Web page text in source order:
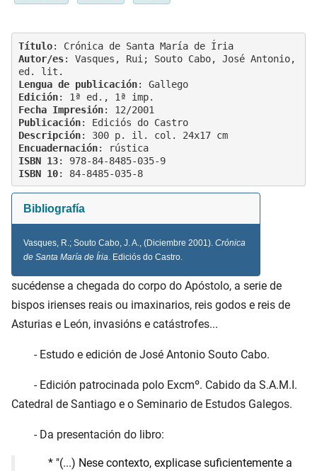
Título
: Crónica de Santa María de Íria
Autor/es: Vasques, Rui; Souto Cabo, José Antonio,
Lengua de publicación
: Gallego
Edición
Fecha Impresión: 12/2001
Publicación
: Ediciós do Castro
Descripción
: 300 p. il. col. 24x17 cm
Encuadernación
: rústica
ISBN 13
: 978-84-8485-035-9
ISBN 10
: 84-8485-035-8
Bibliografía
Vasques, R.; Souto Cabo, J. A., (Diciembre 2001). Crónica
de Santa María de Íria. Ediciós do Castro.
sucédense a chegada do corpo do Apóstolo, a serie de
bispos irienses reais ou imaxinarios, reis godos e reis de
Asturias e León, invasións e catástrofes...
- Estudo e edición de José Antonio Souto Cabo.
- Edición patrocinada polo Excmº. Cabido da S.A.M.I.
Catedral de Santiago e o Seminario de Estudos Galegos.
- Da presentación do libro:
* "(...) Nese contexto, explicase suficientemente a